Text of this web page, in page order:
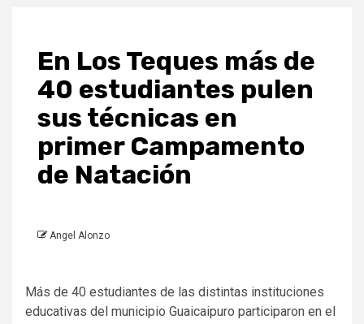
En Los Teques más de
40 estudiantes pulen
sus técnicas en
primer Campamento
de Natación
Angel Alonzo
Más de 40 estudiantes de las distintas instituciones
educativas del municipio Guaicaipuro participaron en el